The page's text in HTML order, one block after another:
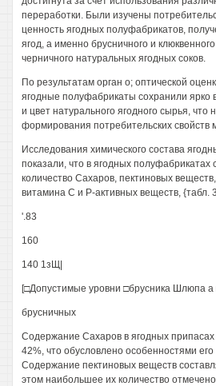
переработки. Были изучены
ценность ягодных полуфабрикатов,
ягод, а именно брусничного и
черничного натуральных ягодных соков.
По результатам орган о; оптической
ягодные полуфабрикаты сохранили ярко
и цвет натурального ягодного сырья, что
формирования потребительских свойств
Исследования химического состава
показали, что в ягодных полуфабрикатах
количество Сахаров, пектиновых веществ,
витамина С и Р-активных веществ, {табл.
'.83
160
140 1зЩ|
[□Допустимые уровни □брусника Шлюпа а
брусничных
Содержание Сахаров в ягодных припасах
42%, что обусловлено особенностями его
Содержание пектиновых веществ
этом наибольшее их количество